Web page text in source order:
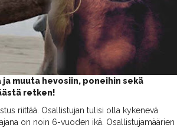
muuta hevosiin, poneihin sekä
retken!
riittää. Osallistujan tulisi olla kykenevä
on noin 6-vuoden ikä. Osallistujamäärien